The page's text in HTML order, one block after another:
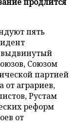
пять
Союзом
партией
от аграриев,
Рустам
реформ
от